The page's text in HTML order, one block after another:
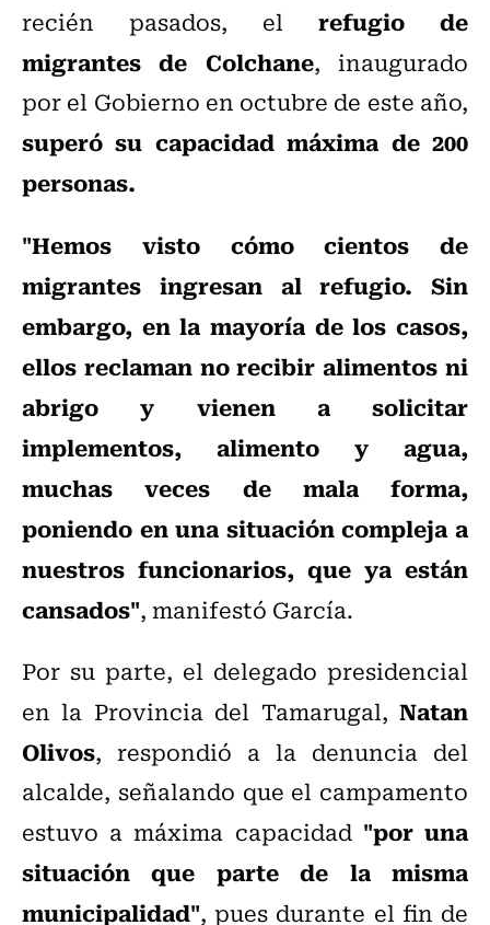
recién pasados, el refugio de
migrantes de Colchane, inaugurado
por el Gobierno en octubre de este año,
superó su capacidad máxima de 200
personas.
"Hemos visto cómo cientos de
migrantes ingresan al refugio. Sin
embargo, en la mayoría de los casos,
ellos reclaman no recibir alimentos ni
abrigo y vienen a solicitar
implementos, alimento y agua,
muchas veces de mala forma,
poniendo en una situación compleja a
nuestros funcionarios, que ya están
cansados", manifestó García.
Por su parte, el delegado presidencial
en la Provincia del Tamarugal, Natan
Olivos, respondió a la denuncia del
alcalde, señalando que el campamento
estuvo a máxima capacidad "por una
situación que parte de la misma
municipalidad", pues durante el fin de